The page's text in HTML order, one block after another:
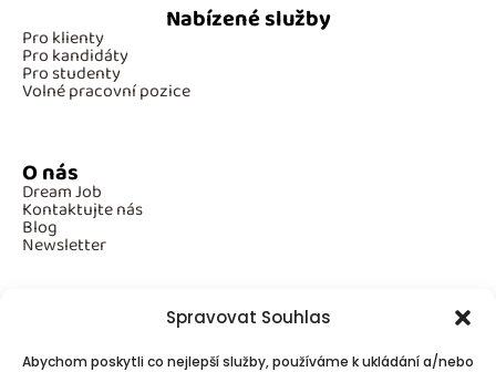
Spravovat Souhlas
Abychom poskytli co nejlepší služby, používáme k ukládání a/nebo
Nabízené služby
Pro klienty
Pro kandidáty
Pro studenty
Volné pracovní pozice
O nás
Dream Job
Kontaktujte nás
Blog
Newsletter
Povinné informace